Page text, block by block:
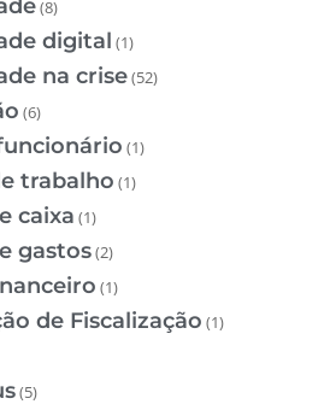
(8)
digital (1)
na crise(52)
(6)
(1)
trabalho (1)
caixa (1)
gastos(2)
(1)
de Fiscalização (1)
(5)